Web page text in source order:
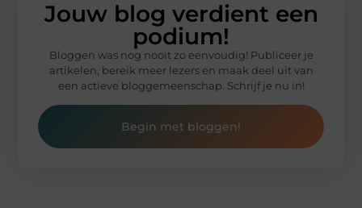
Jouw blog verdient een
podium!
Bloggen was nog nooit zo eenvoudig! Publiceer je
artikelen, bereik meer lezers en maak deel uit van
een actieve bloggemeenschap. Schrijf je nu in!
Begin met bloggen!